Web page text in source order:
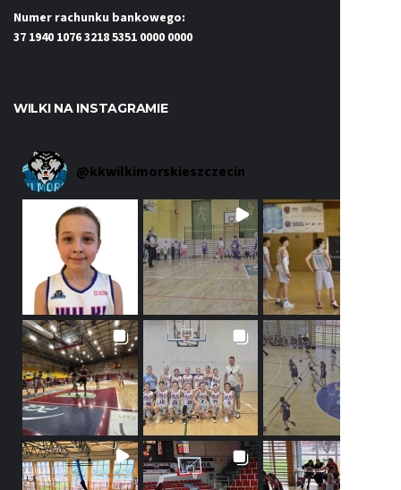
Numer rachunku bankowego:
37 1940 1076 3218 5351 0000 0000
WILKI NA INSTAGRAMIE
@kkwilkimorskieszczecin